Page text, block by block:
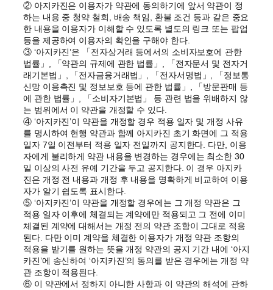
② 아지카진은 이용자가 약관에 동의하기에 앞서 약관이 정
하는 내용 중 청약 철회, 배송 책임, 환불 조건 등과 같은 중요
한 내용을 이용자가 이해할 수 있도록 별도의 링크 또는 팝업
등을 제공하여 이용자의 확인을 구해야 한다.
③ ‘아지카진’은 「전자상거래 등에서의 소비자보호에 관한
법률」, 「약관의 규제에 관한 법률」, 「전자문서 및 전자거
래기본법」, 「전자금융거래법」, 「전자서명법」, 「정보통
신망 이용촉진 및 정보보호 등에 관한 법률」, 「방문판매 등
에 관한 법률」, 「소비자기본법」 등 관련 법을 위배하지 않
는 범위에서 이 약관을 개정할 수 있다.
④ ‘아지카진’이 약관을 개정할 경우 적용 일자 및 개정 사유
를 명시하여 현행 약관과 함께 아지카진 초기 화면에 그 적용
일자 7일 이전부터 적용 일자 전일까지 공지한다. 다만, 이용
자에게 불리하게 약관 내용을 변경하는 경우에는 최소한 30
일 이상의 사전 유예 기간을 두고 공지한다. 이 경우 아지카
진은 개정 전 내용과 개정 후 내용을 명확하게 비교하여 이용
자가 알기 쉽도록 표시한다.
⑤ ‘아지카진’이 약관을 개정할 경우에는 그 개정 약관은 그
적용 일자 이후에 체결되는 계약에만 적용되고 그 전에 이미
체결된 계약에 대해서는 개정 전의 약관 조항이 그대로 적용
된다. 다만 이미 계약을 체결한 이용자가 개정 약관 조항의
적용을 받기를 원하는 뜻을 개정 약관의 공지 기간 내에 ‘아지
카진’에 송신하여 ‘아지카진’의 동의를 받은 경우에는 개정 약
관 조항이 적용된다.
⑥ 이 약관에서 정하지 아니한 사항과 이 약관의 해석에 관하